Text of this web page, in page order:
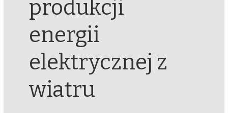
produkcji
energii
elektrycznej z
wiatru